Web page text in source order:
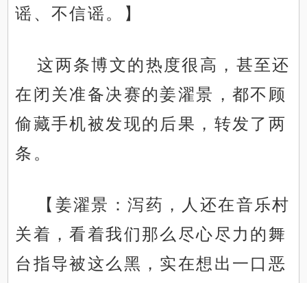
谣、不信谣。】
这两条博文的热度很高，甚至还
在闭关准备决赛的姜濯景，都不顾
偷藏手机被发现的后果，转发了两
条。
【姜濯景：泻药，人还在音乐村
关着，看着我们那么尽心尽力的舞
台指导被这么黑，实在想出一口恶